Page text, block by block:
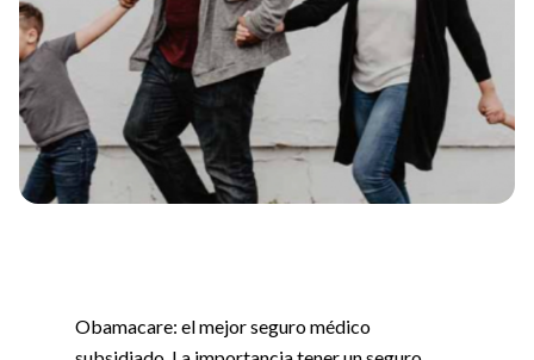
Obamacare: el mejor seguro médico